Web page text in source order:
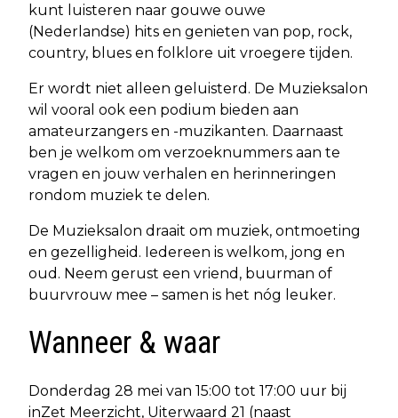
kunt luisteren naar gouwe ouwe
(Nederlandse) hits en genieten van pop, rock,
country, blues en folklore uit vroegere tijden.
Er wordt niet alleen geluisterd. De Muzieksalon
wil vooral ook een podium bieden aan
amateurzangers en -muzikanten. Daarnaast
ben je welkom om verzoeknummers aan te
vragen en jouw verhalen en herinneringen
rondom muziek te delen.
De Muzieksalon draait om muziek, ontmoeting
en gezelligheid. Iedereen is welkom, jong en
oud. Neem gerust een vriend, buurman of
buurvrouw mee – samen is het nóg leuker.
Wanneer & waar
Donderdag 28 mei van 15:00 tot 17:00 uur bij
inZet Meerzicht, Uiterwaard 21 (naast